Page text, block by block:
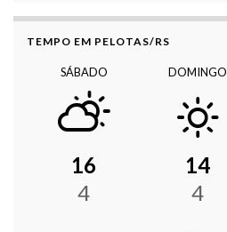
TEMPO EM PELOTAS/RS
SÁBADO
16
4
DOMINGO
14
4